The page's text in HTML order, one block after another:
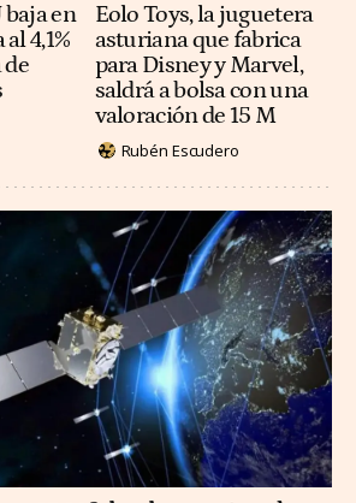
baja en
4,1%
de
Eolo Toys, la juguetera
asturiana que fabrica
para Disney y Marvel,
saldrá a bolsa con una
valoración de 15 M
Rubén Escudero